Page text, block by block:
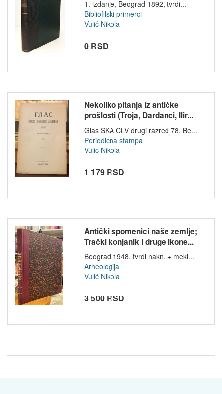
1. izdanje, Beograd 1892, tvrdi...
Bibliofilski primerci
Vulić Nikola
0 RSD
Nekoliko pitanja iz antičke
prošlosti (Troja, Dardanci, Ilir...
Glas SKA CLV drugi razred 78, Be...
Periodicna stampa
Vulić Nikola
1 179 RSD
Antički spomenici naše zemlje;
Trački konjanik i druge ikone...
Beograd 1948, tvrdi nakn. + meki...
Arheologija
Vulić Nikola
3 500 RSD